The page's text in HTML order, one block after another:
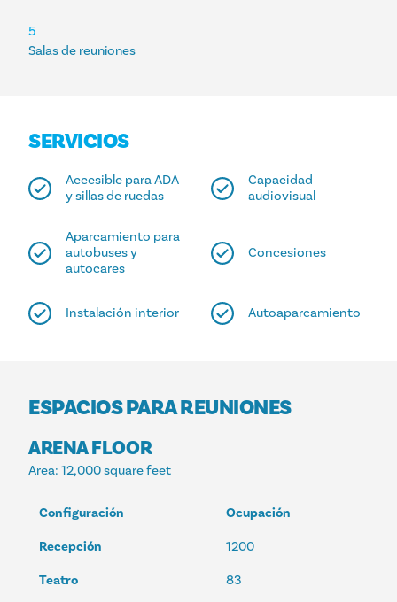
Salas de reuniones
5
SERVICIOS
Accesible para ADA
y sillas de ruedas
Capacidad
audiovisual
Aparcamiento para
autobuses y
autocares
Concesiones
Instalación interior Autoaparcamiento
ESPACIOS PARA REUNIONES
ARENA FLOOR
Area: 12,000 square feet
Configuración
Ocupación
Recepción
1200
Teatro
83